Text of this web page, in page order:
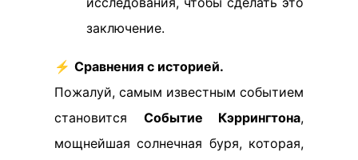
заключение.
⚡ Сравнения с историей.
Пожалуй, самым известным событием
становится Событие Кэррингтона,
мощнейшая солнечная буря, которая,